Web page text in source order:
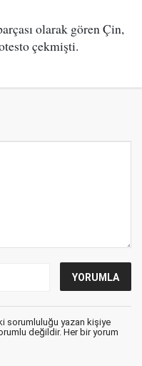
olarak gören Çin,
çekmişti.
sorumluluğu yazan kişiye
değildir. Her bir yorum